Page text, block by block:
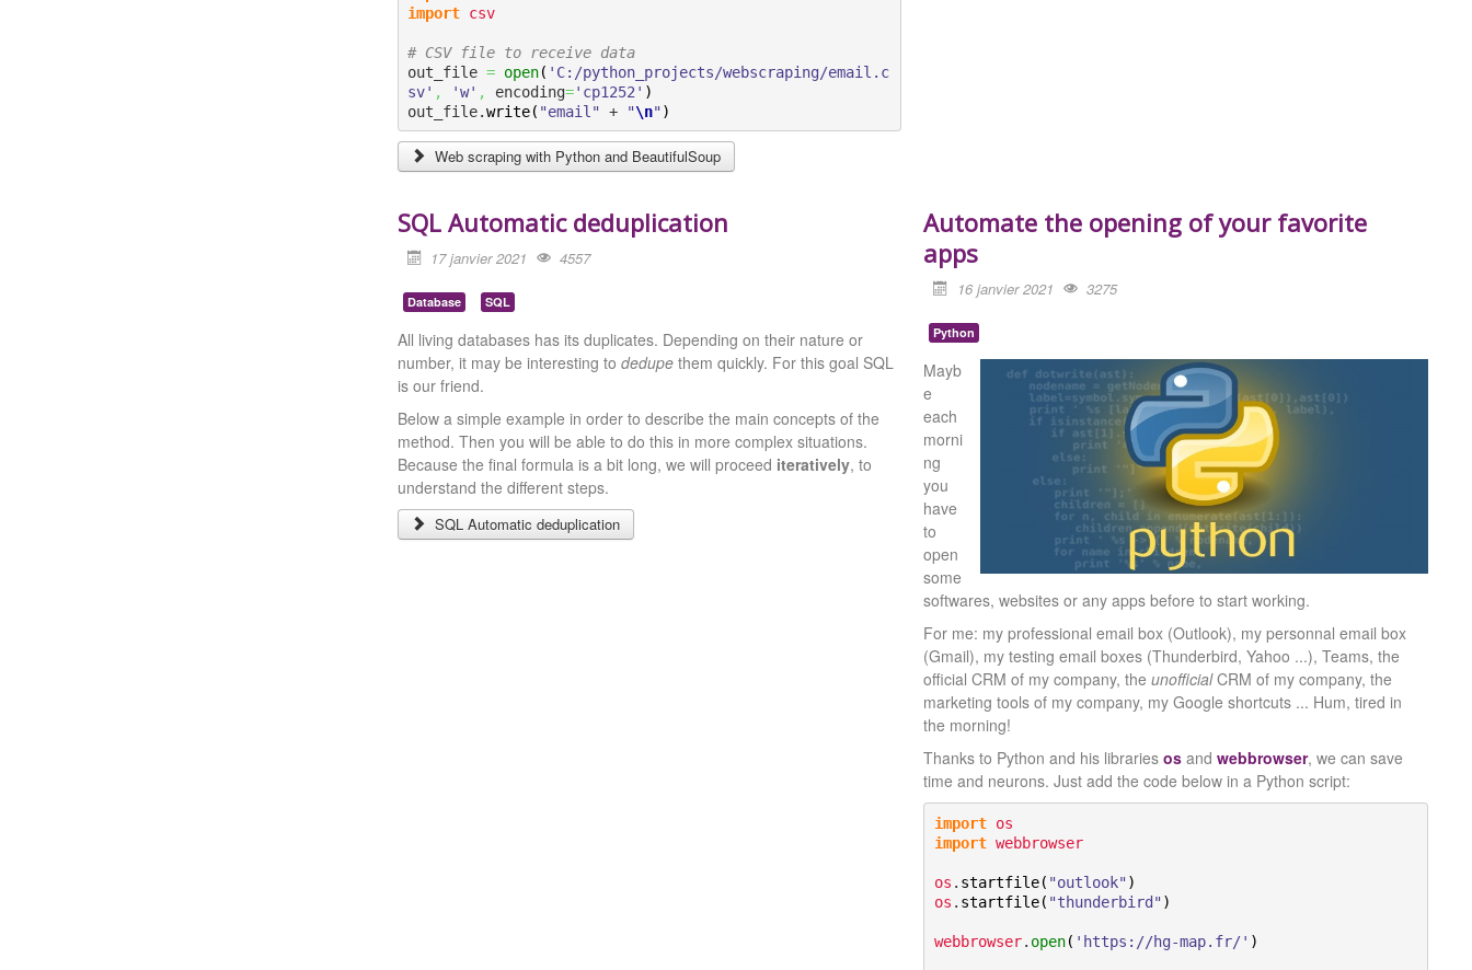
import csv
# CSV file to receive data
out_file = open( 'C:/python_projects/webscraping/email.c
sv' , 'w' , encoding='cp1252' )
out_file.write( "email" + "\n")
Web scraping with Python and BeautifulSoup
SQL Automatic deduplication
17 janvier 2021 4557
Database SQL
All living databases has its duplicates. Depending on their nature or
number, it may be interesting to dedupethem quickly. For this goal SQL
is our friend.
Below a simple example in order to describe the main concepts of the
method. Then you will be able to do this in more complex situations.
Because the final formula is a bit long, we will proceed iteratively, to
understand the different steps.
SQL Automatic deduplication
Automate the opening of your favorite
apps
16 janvier 2021 3275
Python
Mayb
e
each
morni
ng
you
have
to
open
some
softwares, websites or any apps before to start working.
For me: my professional email box (Outlook), my personnal email box
(Gmail), my testing email boxes (Thunderbird, Yahoo ...), Teams, the
official CRM of my company, theunofficialCRM of my company, the
marketing tools of my company, my Google shortcuts ... Hum, tired in
the morning!
Thanks to Python and his librariesos andwebbrowser, we can save
time and neurons. Just add the code below in a Python script:
import os
import webbrowser
os . startfile( "outlook")
os . startfile( "thunderbird")
webbrowser. open( 'https://hg-map.fr/' )